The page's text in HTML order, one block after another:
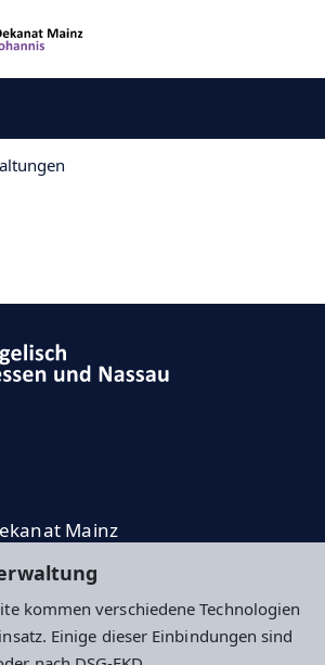
kommen verschiedene Technologien
Einige dieser Einbindungen sind
Mainz